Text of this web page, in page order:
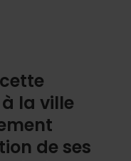
la ville
de ses